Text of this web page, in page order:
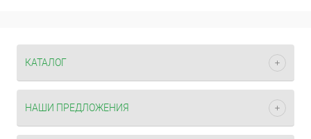
КАТАЛОГ
НАШИ ПРЕДЛОЖЕНИЯ